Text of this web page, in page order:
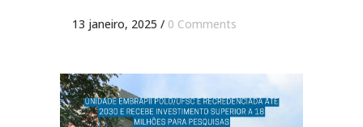
13 janeiro, 2025 / 0 Comments